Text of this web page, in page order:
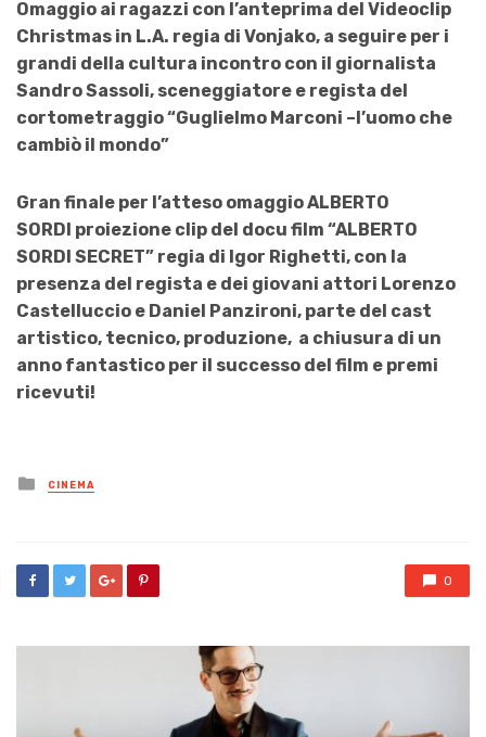
Omaggio ai ragazzi con l’anteprima del Videoclip
Christmas in L.A. regia di Vonjako, a seguire per i
grandi della cultura incontro con il giornalista
Sandro Sassoli, sceneggiatore e regista del
cortometraggio “Guglielmo Marconi –l’uomo che
cambiò il mondo”
Gran finale per l’atteso omaggioALBERTO
SORDI proiezione clip del docu film “ALBERTO
SORDI SECRET” regia di Igor Righetti, con la
presenza del regista e dei giovani attori Lorenzo
Castelluccio e Daniel Panzironi, parte del cast
artistico, tecnico, produzione, a chiusura di un
anno fantastico per il successo del film e premi
ricevuti!
Posted
in
CINEMA
0